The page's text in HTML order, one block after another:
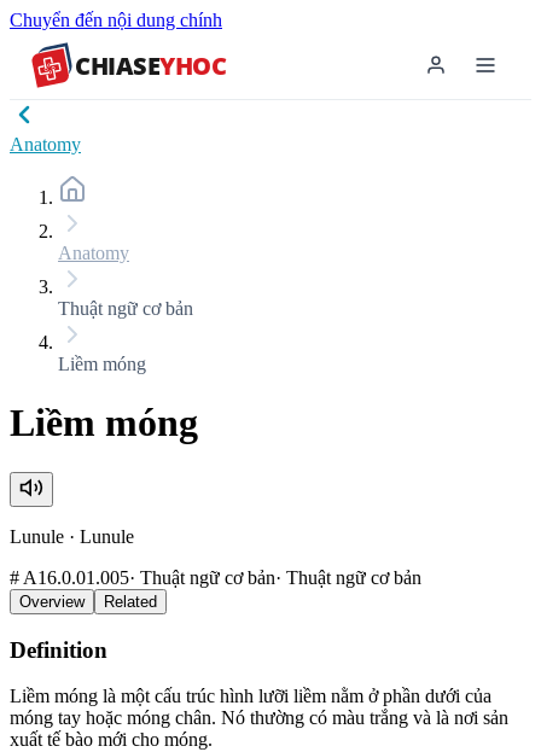
Chuyển đến nội dung chính
CHIASEYHOC
Anatomy
Anatomy
Thuật ngữ cơ bản
Liềm móng
Liềm móng
Lunule · Lunule
# A16.0.01.005· Thuật ngữ cơ bản· Thuật ngữ cơ bản
Overview Related
Definition
Liềm móng là một cấu trúc hình lưỡi liềm nằm ở phần dưới của
móng tay hoặc móng chân. Nó thường có màu trắng và là nơi sản
xuất tế bào mới cho móng.